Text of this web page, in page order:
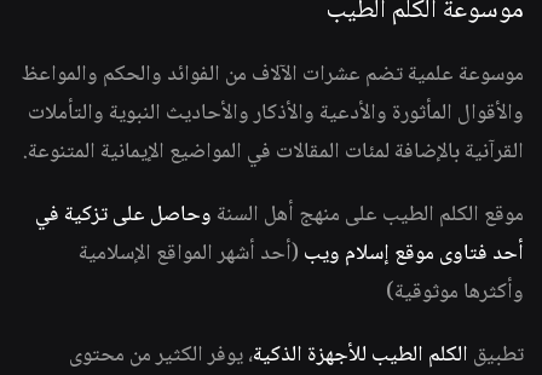
موسوعة الكلم الطيب
موسوعة علمية تضم عشرات الآلاف من الفوائد والحكم والمواعظ
والأقوال المأثورة والأدعية والأذكار والأحاديث النبوية والتأملات
القرآنية بالإضافة لمئات المقالات في المواضيع الإيمانية المتنوعة.
موقع الكلم الطيب على منهج أهل السنة وحاصل على تزكية في
أحد فتاوى موقع إسلام ويب (أحد أشهر المواقع الإسلامية
وأكثرها موثوقية)
تطبيق الكلم الطيب للأجهزة الذكية، يوفر الكثير من محتوى